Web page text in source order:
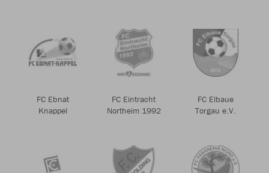
FC Ebnat
Knappel
FC Eintracht
Northeim 1992
FC Elbaue
Torgau e.V.